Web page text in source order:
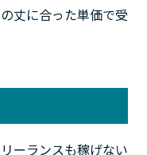
丈に合った単価で受
ーランスも稼げない